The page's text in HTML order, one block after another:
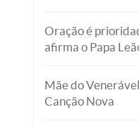
Oração é
afirma o Papa
Mãe do
Canção Nova